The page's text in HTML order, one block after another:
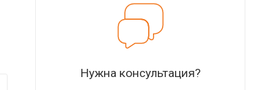
Нужна консультация?